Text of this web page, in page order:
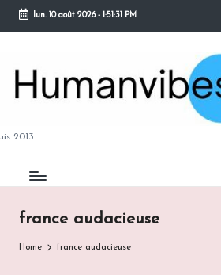
Skip
content
lun. 10 août 2026- 1:51:32 PM
2013
france audacieuse
Home france audacieuse